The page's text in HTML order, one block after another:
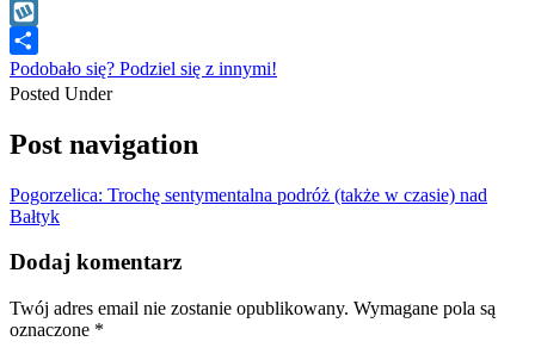
WhatsApp
Wykop
Podobało się? Podziel się z innymi!
Posted Under
Post navigation
Pogorzelica: Trochę sentymentalna podróż (także w czasie) nad
Bałtyk
Dodaj komentarz
Twój adres email nie zostanie opublikowany. Wymagane pola są
oznaczone *